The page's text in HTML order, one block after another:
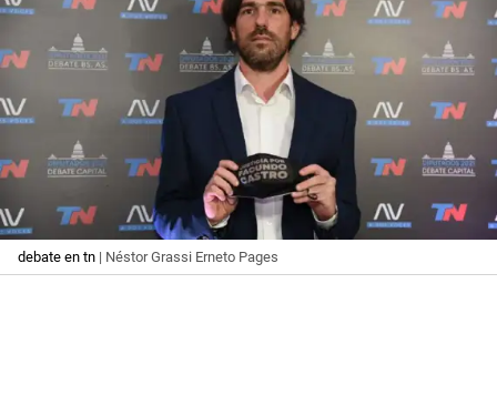
debate en tn | Néstor Grassi Erneto Pages